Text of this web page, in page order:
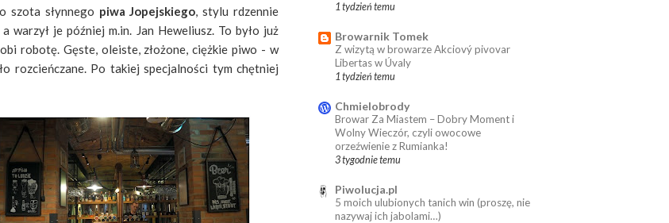
szota słynnego piwa Jopejskiego, stylu rdzennie
warzył je później m.in. Jan Heweliusz. To było już
robotę. Gęste, oleiste, złożone, ciężkie piwo - w
rozcieńczane. Po takiej specjalności tym chętniej
1 tydzień temu
Browarnik Tomek
Z wizytą w browarze Akciový pivovar
Libertas w Úvaly
1 tydzień temu
Chmielobrody
Browar Za Miastem – Dobry Moment i
Wolny Wieczór, czyli owocowe
orzeźwienie z Rumianka!
3 tygodnie temu
Piwolucja.pl
5 moich ulubionych tanich win (proszę, nie
nazywaj ich jabolami…)